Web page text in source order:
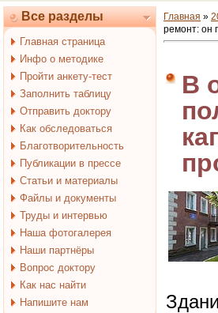
Все разделы
Главная страница
Инфо о методике
Пройти анкету-тест
Заполнить таблицу
Отправить доктору
Как обследоваться
Благотворительность
Публикации в прессе
Статьи и материалы
Файлы и документы
Труды и интервью
Наша фотогалерея
Наши партнёры
Вопрос доктору
Как нас найти
Напишите нам
Главная »
ремонт: он
В